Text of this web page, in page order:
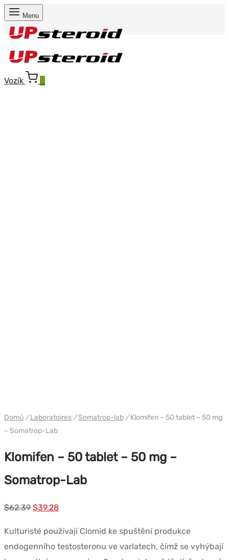
Menu
Vozík
Domů / Laboratoires /Somatrop-lab /Klomifen – 50 tablet – 50 mg
– Somatrop-Lab
Klomifen – 50 tablet – 50 mg –
Somatrop-Lab
$62.39 Původní
byla:
$39.28Současná
Kulturisté používají Clomid ke spuštění produkce
endogenního testosteronu ve varlatech, čímž se vyhýbají